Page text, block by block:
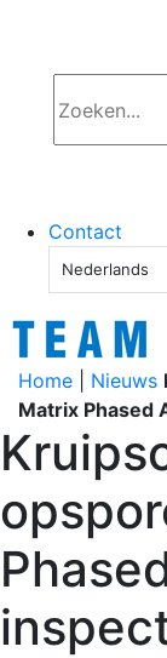
Contact
Nederlands
Home Nieuws
Matrix Phased